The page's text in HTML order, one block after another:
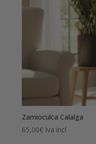
Zamioculca Calalga
65,00€ Iva incl